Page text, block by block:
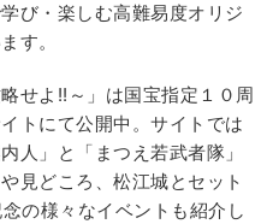
び・楽しむ高難易度オリジ
す。
せよ!!～」は国宝指定１０周
トにて公開中。サイトでは
人」と「まつえ若武者隊」
見どころ、松江城とセット
の様々なイベントも紹介し